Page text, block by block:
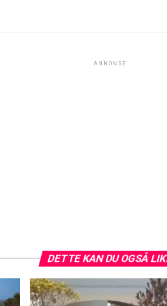
ANNONSE
DETTE KAN DU OGSÅ